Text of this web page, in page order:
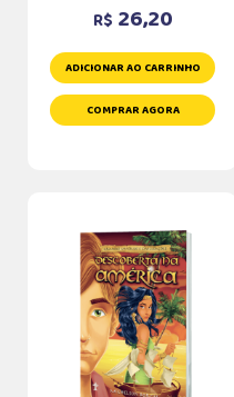
R$ 26,20
ADICIONAR AO CARRINHO
COMPRAR AGORA